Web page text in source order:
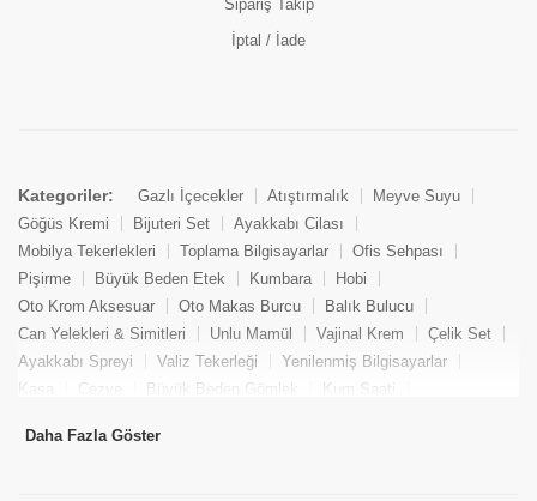
Sipariş Takip
İptal / İade
Kategoriler: Gazlı İçecekler Atıştırmalık
Meyve Suyu
Göğüs Kremi
Bijuteri Set
Ayakkabı Cilası
Mobilya Tekerlekleri
Toplama Bilgisayarlar
Ofis Sehpası
Pişirme
Büyük Beden Etek Kumbara
Hobi
Oto Krom Aksesuar
Oto Makas Burcu
Balık Bulucu
Can Yelekleri & Simitleri
Unlu Mamül Vajinal Krem
Çelik Set
Ayakkabı Spreyi
Valiz Tekerleği
Yenilenmiş Bilgisayarlar
Kasa
Cezve Büyük Beden Gömlek
Kum Saati
Tekne Bağlama & Demirleme
Daha Fazla Göster